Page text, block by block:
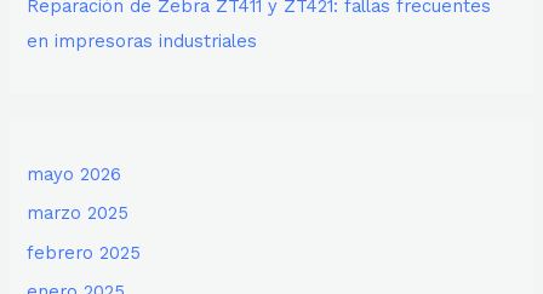
Reparación de Zebra ZT411 y ZT421: fallas frecuentes
en impresoras industriales
mayo 2026
marzo 2025
febrero 2025